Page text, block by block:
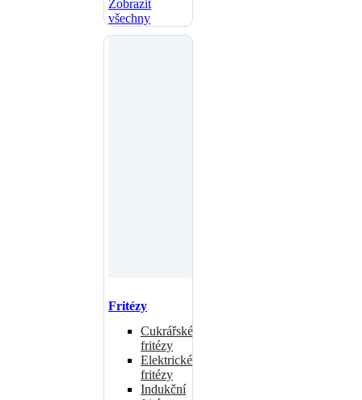
Zobrazit
všechny
Fritézy
Cukrářské
fritézy
Elektrické
fritézy
Indukční